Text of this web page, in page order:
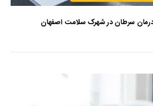
درمان سرطان در شهرک سلامت اصفهان